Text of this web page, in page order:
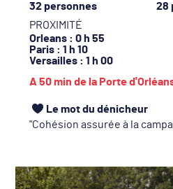
32 personnes
28
PROXIMITÉ
Orleans : 0 h 55
Paris : 1 h 10
Versailles : 1 h 00
A 50 min de la Porte
Le mot du dénicheur
Cohésion assurée à la